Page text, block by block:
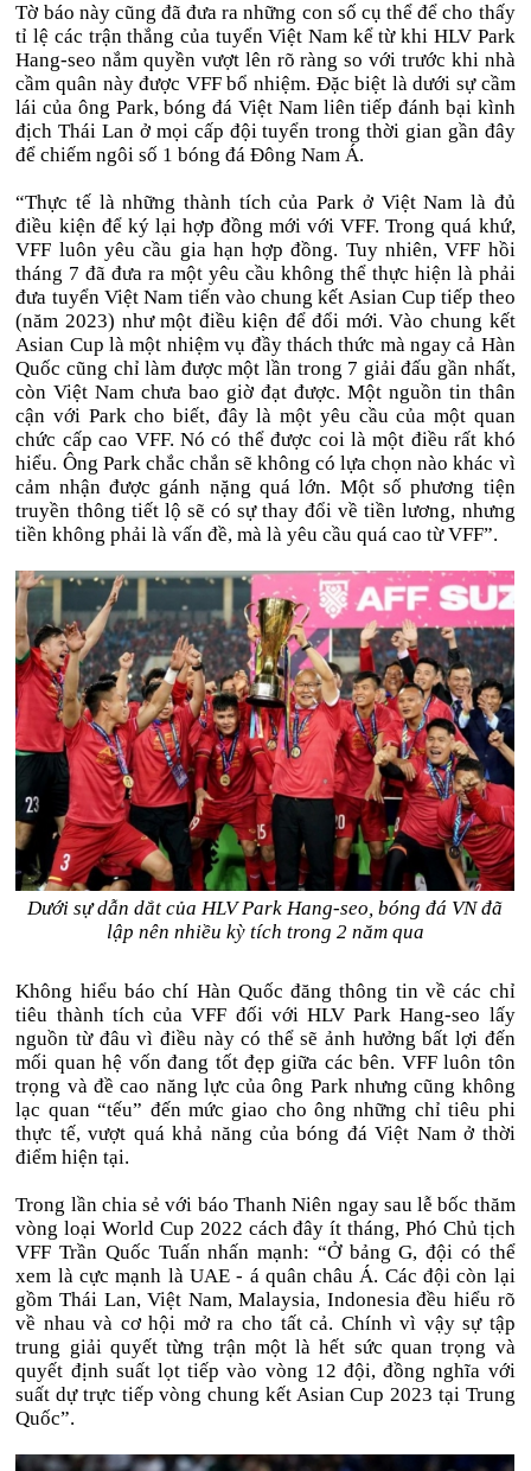
Tờ báo này cũng đã đưa ra những con số cụ thể để cho thấy
tỉ lệ các trận thắng của tuyển Việt Nam kể từ khi HLV Park
Hang-seo nắm quyền vượt lên rõ ràng so với trước khi nhà
cầm quân này được VFF bổ nhiệm. Đặc biệt là dưới sự cầm
lái của ông Park, bóng đá Việt Nam liên tiếp đánh bại kình
địch Thái Lan ở mọi cấp đội tuyển trong thời gian gần đây
để chiếm ngôi số 1 bóng đá Đông Nam Á.
“Thực tế là những thành tích của Park ở Việt Nam là đủ
điều kiện để ký lại hợp đồng mới với VFF. Trong quá khứ,
VFF luôn yêu cầu gia hạn hợp đồng. Tuy nhiên, VFF hồi
tháng 7 đã đưa ra một yêu cầu không thể thực hiện là phải
đưa tuyển Việt Nam tiến vào chung kết Asian Cup tiếp theo
(năm 2023) như một điều kiện để đổi mới. Vào chung kết
Asian Cup là một nhiệm vụ đầy thách thức mà ngay cả Hàn
Quốc cũng chỉ làm được một lần trong 7 giải đấu gần nhất,
còn Việt Nam chưa bao giờ đạt được. Một nguồn tin thân
cận với Park cho biết, đây là một yêu cầu của một quan
chức cấp cao VFF. Nó có thể được coi là một điều rất khó
hiểu. Ông Park chắc chắn sẽ không có lựa chọn nào khác vì
cảm nhận được gánh nặng quá lớn. Một số phương tiện
truyền thông tiết lộ sẽ có sự thay đổi về tiền lương, nhưng
tiền không phải là vấn đề, mà là yêu cầu quá cao từ VFF”.
Dưới sự dẫn dắt của HLV Park Hang-seo, bóng đá VN đã
lập nên nhiều kỳ tích trong 2 năm qua
Không hiểu báo chí Hàn Quốc đăng thông tin về các chỉ
tiêu thành tích của VFF đối với HLV Park Hang-seo lấy
nguồn từ đâu vì điều này có thể sẽ ảnh hưởng bất lợi đến
mối quan hệ vốn đang tốt đẹp giữa các bên. VFF luôn tôn
trọng và đề cao năng lực của ông Park nhưng cũng không
lạc quan “tếu” đến mức giao cho ông những chỉ tiêu phi
thực tế, vượt quá khả năng của bóng đá Việt Nam ở thời
điểm hiện tại.
Trong lần chia sẻ với báo Thanh Niên ngay sau lễ bốc thăm
vòng loại World Cup 2022 cách đây ít tháng, Phó Chủ tịch
VFF Trần Quốc Tuấn nhấn mạnh: “Ở bảng G, đội có thể
xem là cực mạnh là UAE - á quân châu Á. Các đội còn lại
gồm Thái Lan, Việt Nam, Malaysia, Indonesia đều hiểu rõ
về nhau và cơ hội mở ra cho tất cả. Chính vì vậy sự tập
trung giải quyết từng trận một là hết sức quan trọng và
quyết định suất lọt tiếp vào vòng 12 đội, đồng nghĩa với
suất dự trực tiếp vòng chung kết Asian Cup 2023 tại Trung
Quốc”.